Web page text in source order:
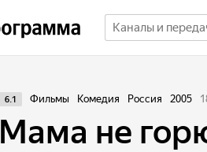
6.1 Фильмы Комедия Россия 2005
Мама не